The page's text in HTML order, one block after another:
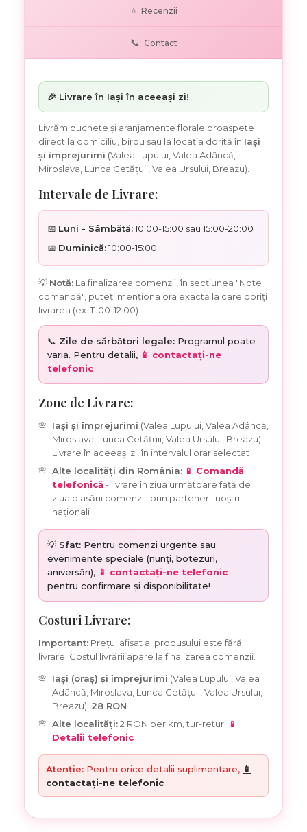
⭐ Recenzii
📞 Contact
🎉 Livrare în Iași în aceeași zi!
Livrăm buchete și aranjamente florale proaspete
direct la domiciliu, birou sau la locația dorită în Iași
și împrejurimi (Valea Lupului, Valea Adâncă,
Miroslava, Lunca Cetățuii, Valea Ursului, Breazu).
Intervale de Livrare:
📅 Luni - Sâmbătă:10:00-15:00 sau 15:00-20:00
📅 Duminică:10:00-15:00
💡 Notă: La finalizarea comenzii, în secțiunea "Note
comandă", puteți menționa ora exactă la care doriți
livrarea (ex: 11:00-12:00).
📞 Zile de sărbători legale: Programul poate
varia. Pentru detalii, 📱 contactați-ne
telefonic
Zone de Livrare:
Iași și împrejurimi (Valea Lupului, Valea Adâncă,
Miroslava, Lunca Cetățuii, Valea Ursului, Breazu):
Livrare în aceeași zi, în intervalul orar selectat
Alte localități din România: 📱 Comandă
telefonică- livrare în ziua următoare față de
ziua plasării comenzii, prin partenerii noștri
naționali
💡 Sfat: Pentru comenzi urgente sau
evenimente speciale (nunți, botezuri,
aniversări), 📱 contactați-ne telefonic
pentru confirmare și disponibilitate!
Costuri Livrare:
Important: Prețul afișat al produsului este fără
livrare. Costul livrării apare la finalizarea comenzii.
Iași (oraș) și împrejurimi (Valea Lupului, Valea
Adâncă, Miroslava, Lunca Cetățuii, Valea Ursului,
Breazu): 28 RON
Alte localități:2 RON per km, tur-retur.
📱
Detalii telefonic
Atenție: Pentru orice detalii suplimentare, 📱
contactați-ne telefonic